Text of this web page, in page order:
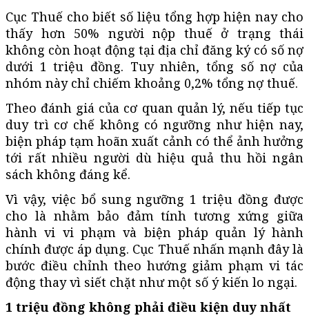
Cục Thuế cho biết số liệu tổng hợp hiện nay cho
thấy hơn 50% người nộp thuế ở trạng thái
không còn hoạt động tại địa chỉ đăng ký có số nợ
dưới 1 triệu đồng. Tuy nhiên, tổng số nợ của
nhóm này chỉ chiếm khoảng 0,2% tổng nợ thuế.
Theo đánh giá của cơ quan quản lý, nếu tiếp tục
duy trì cơ chế không có ngưỡng như hiện nay,
biện pháp tạm hoãn xuất cảnh có thể ảnh hưởng
tới rất nhiều người dù hiệu quả thu hồi ngân
sách không đáng kể.
Vì vậy, việc bổ sung ngưỡng 1 triệu đồng được
cho là nhằm bảo đảm tính tương xứng giữa
hành vi vi phạm và biện pháp quản lý hành
chính được áp dụng. Cục Thuế nhấn mạnh đây là
bước điều chỉnh theo hướng giảm phạm vi tác
động thay vì siết chặt như một số ý kiến lo ngại.
1 triệu đồng không phải điều kiện duy nhất